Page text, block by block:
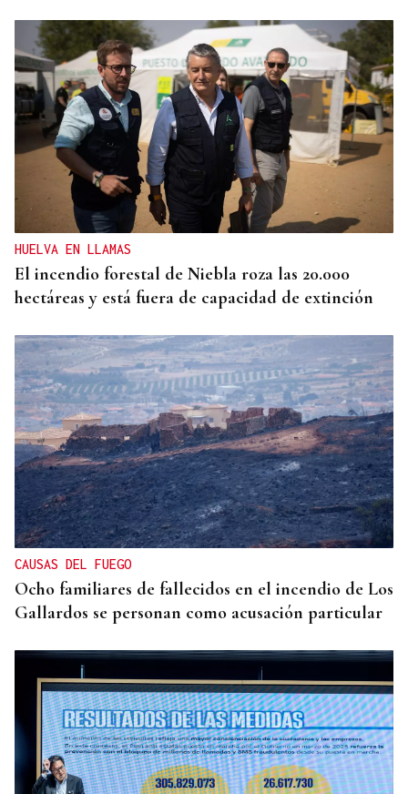
HUELVA EN LLAMAS
El incendio forestal de Niebla roza las 20.000
hectáreas y está fuera de capacidad de extinción
CAUSAS DEL FUEGO
Ocho familiares de fallecidos en el incendio de Los
Gallardos se personan como acusación particular